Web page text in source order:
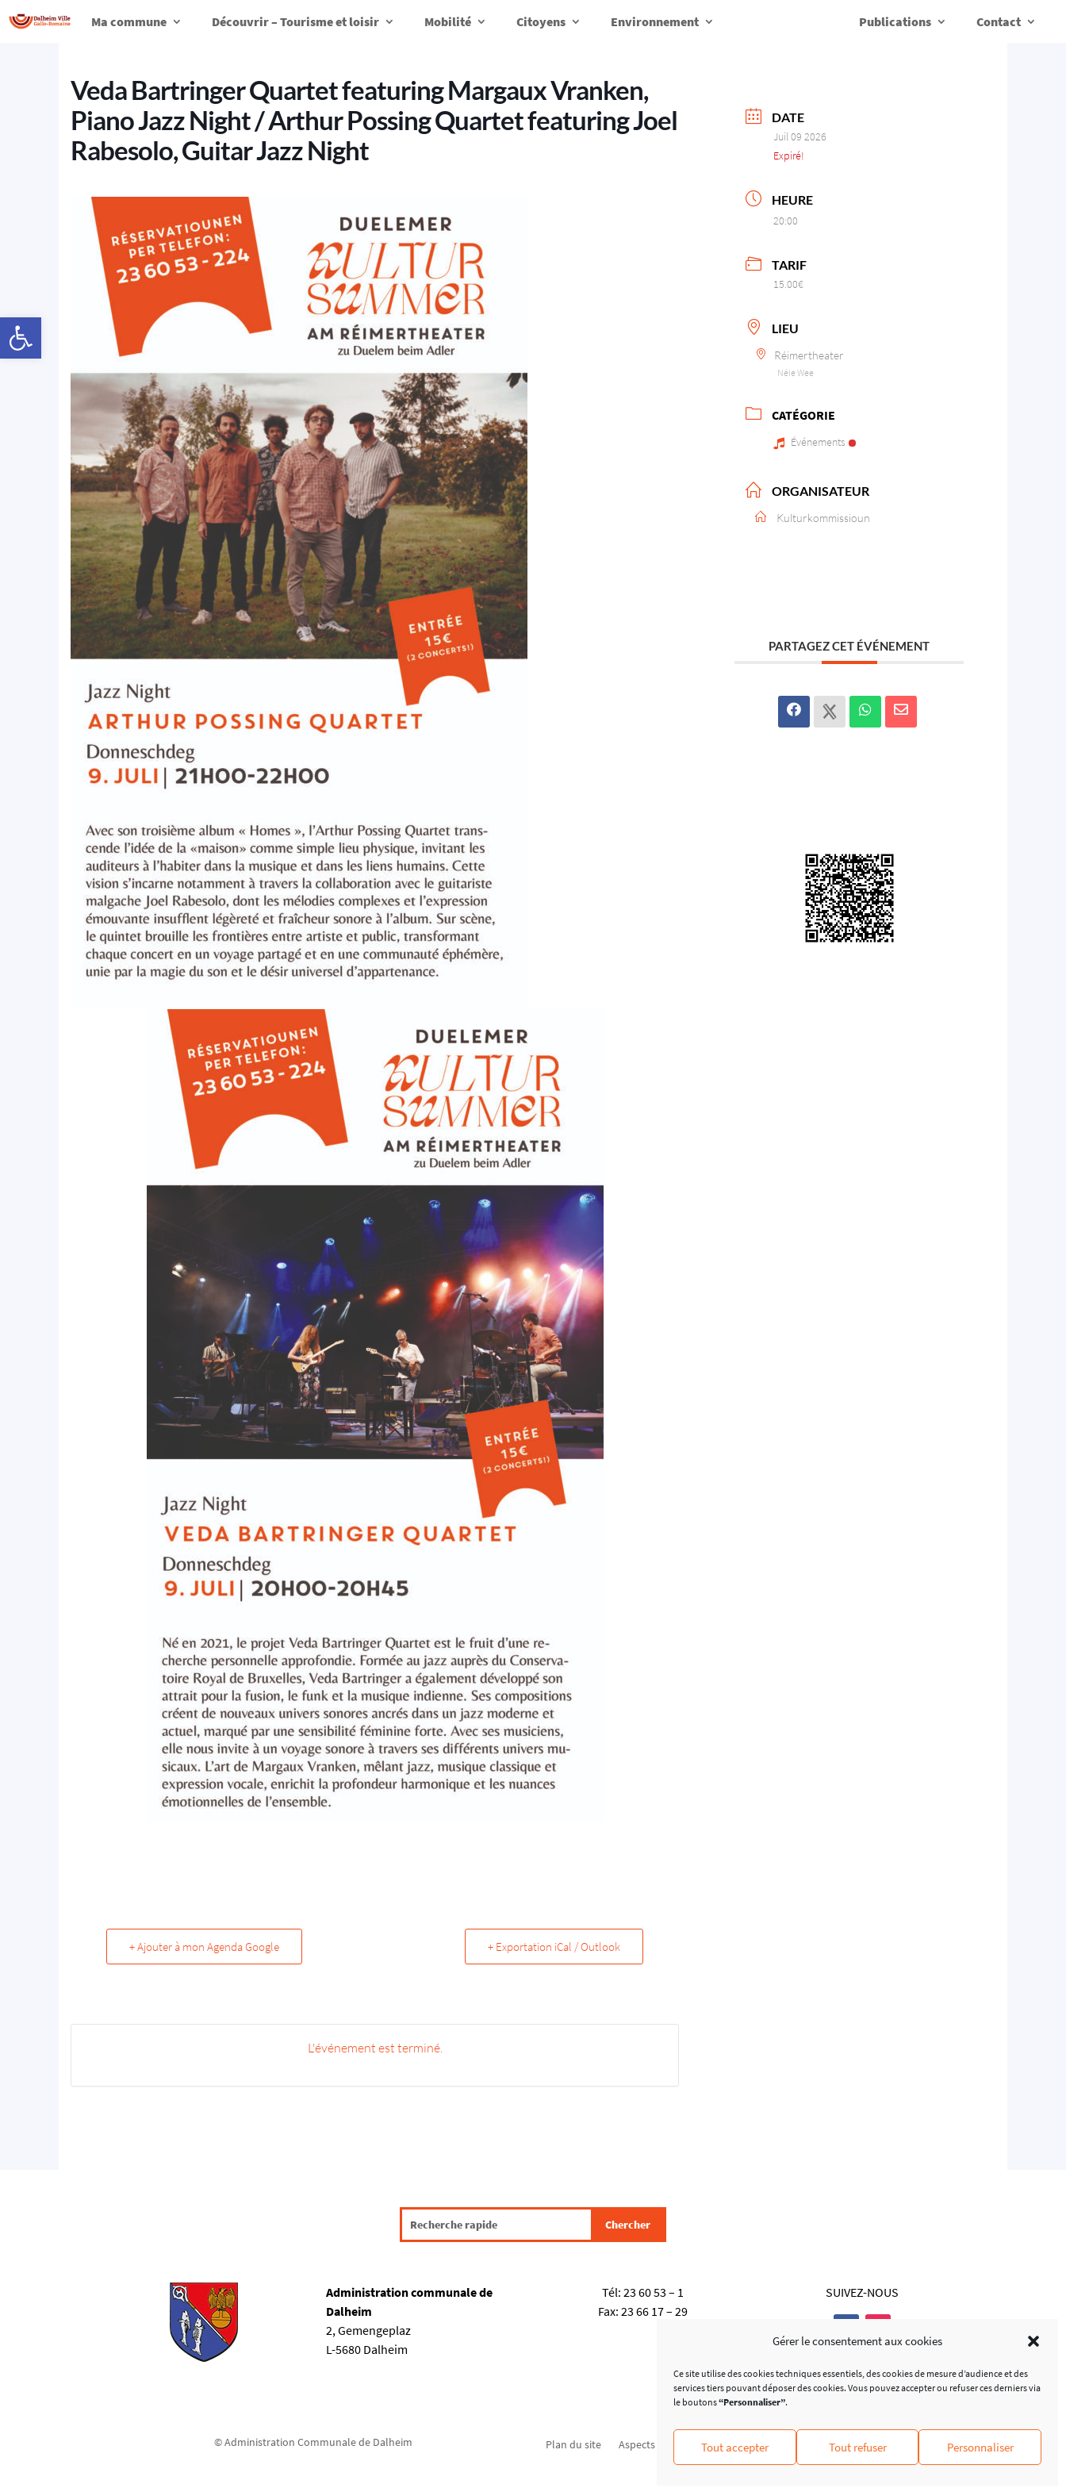
Ouvrir la barre d’outils
Gérer le consentement aux cookies
Ce site utilise des cookies techniques essentiels, des cookies de mesure d’audience et des
services tiers pouvant déposer des cookies. Vous pouvez accepter ou refuser ces derniers via
le boutons“Personnaliser”.
Tout accepter Tout refuser Personnaliser
Ma commune Découvrir – Tourisme et loisir Mobilité Citoyens Environnement Publications Contact
Veda Bartringer Quartet featuring Margaux Vranken,
Piano Jazz Night / Arthur Possing Quartet featuring Joel
Rabesolo, Guitar Jazz Night
+ Ajouter à mon Agenda Google + Exportation iCal / Outlook
L'événement est terminé.
DATE
Juil 09 2026
Expiré!
HEURE
20:00
TARIF
15.00€
LIEU
Réimertheater
Néie Wee
CATÉGORIE
Événements
ORGANISATEUR
Kulturkommissioun
PARTAGEZ CET ÉVÉNEMENT
Administration communale de
Dalheim
2, Gemengeplaz
L-5680 Dalheim
Tél: 23 60 53 – 1
Fax: 23 66 17 – 29
SUIVEZ-NOUS
© Administration Communale de Dalheim Plan du site Aspects légaux Charte d’accessibilité Politique de cookies (UE)